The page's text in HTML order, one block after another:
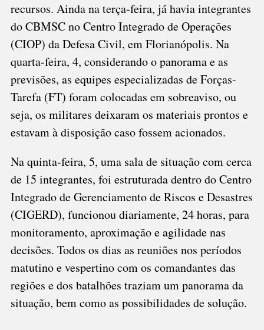
recursos. Ainda na terça-feira, já havia integrantes
do CBMSC no Centro Integrado de Operações
(CIOP) da Defesa Civil, em Florianópolis. Na
quarta-feira, 4, considerando o panorama e as
previsões, as equipes especializadas de Forças-
Tarefa (FT) foram colocadas em sobreaviso, ou
seja, os militares deixaram os materiais prontos e
estavam à disposição caso fossem acionados.
Na quinta-feira, 5, uma sala de situação com cerca
de 15 integrantes, foi estruturada dentro do Centro
Integrado de Gerenciamento de Riscos e Desastres
(CIGERD), funcionou diariamente, 24 horas, para
monitoramento, aproximação e agilidade nas
decisões. Todos os dias as reuniões nos períodos
matutino e vespertino com os comandantes das
regiões e dos batalhões traziam um panorama da
situação, bem como as possibilidades de solução.